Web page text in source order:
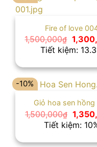
Fire of love
1,500,000₫ Giá
gốc
là:
Tiết kiệm:
-10%
Giỏ hoa sen hồng
1,500,000₫ Giá
gốc
là:
Tiết kiệm: